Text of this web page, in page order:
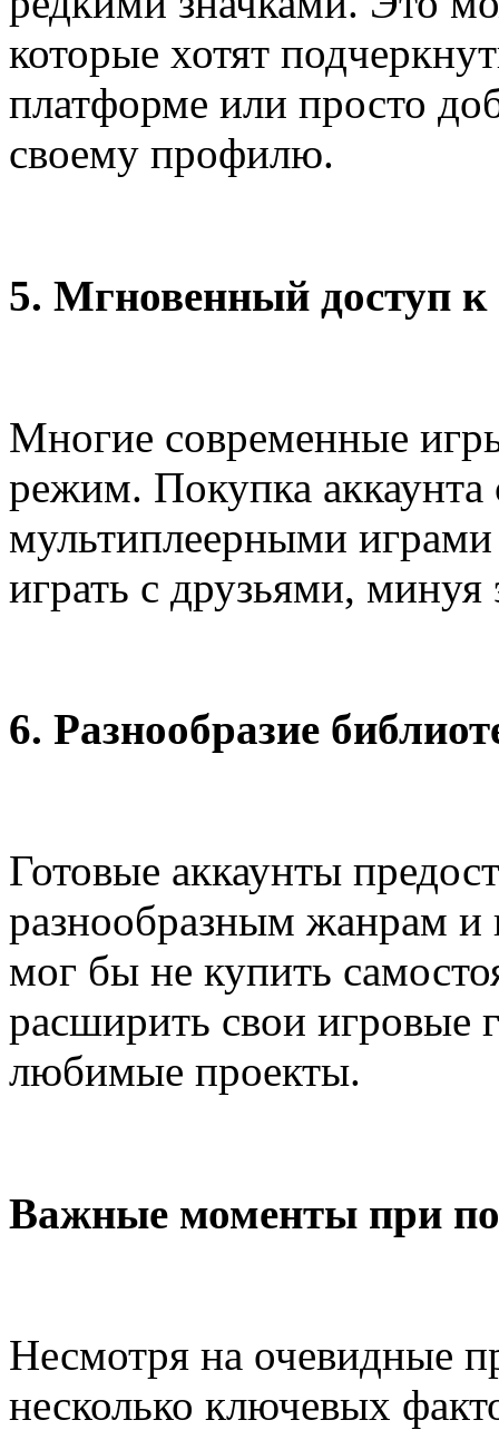
которые хотят
платформе или просто
своему профилю.
5. Мгновенный доступ
Многие современные
режим. Покупка
мультиплеерными играми
играть с друзьями, минуя
6. Разнообразие
Готовые аккаунты
разнообразным жанрам и
мог бы не купить
расширить свои игровые
любимые проекты.
Важные моменты при
Несмотря на очевидные
несколько ключевых